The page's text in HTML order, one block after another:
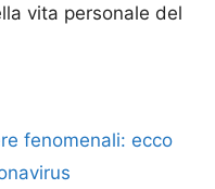
vita personale del
fenomenali: ecco